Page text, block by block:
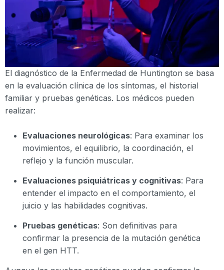
El diagnóstico de la Enfermedad de Huntington se basa
en la evaluación clínica de los síntomas, el historial
familiar y pruebas genéticas. Los médicos pueden
realizar:
Evaluaciones neurológicas: Para examinar los
movimientos, el equilibrio, la coordinación, el
reflejo y la función muscular.
Evaluaciones psiquiátricas y cognitivas: Para
entender el impacto en el comportamiento, el
juicio y las habilidades cognitivas.
Pruebas genéticas: Son definitivas para
confirmar la presencia de la mutación genética
en el gen HTT.